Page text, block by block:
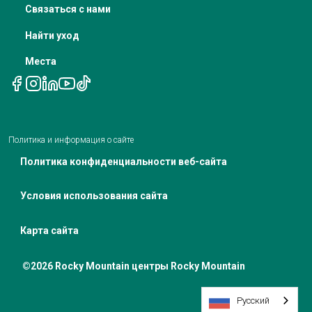
Телемедицинские назначения
Связаться с нами
Найти уход
Места
Политика и информация о сайте
Политика конфиденциальности веб-сайта
Условия использования сайта
Карта сайта
©2026 Rocky Mountain центры Rocky Mountain
Русский